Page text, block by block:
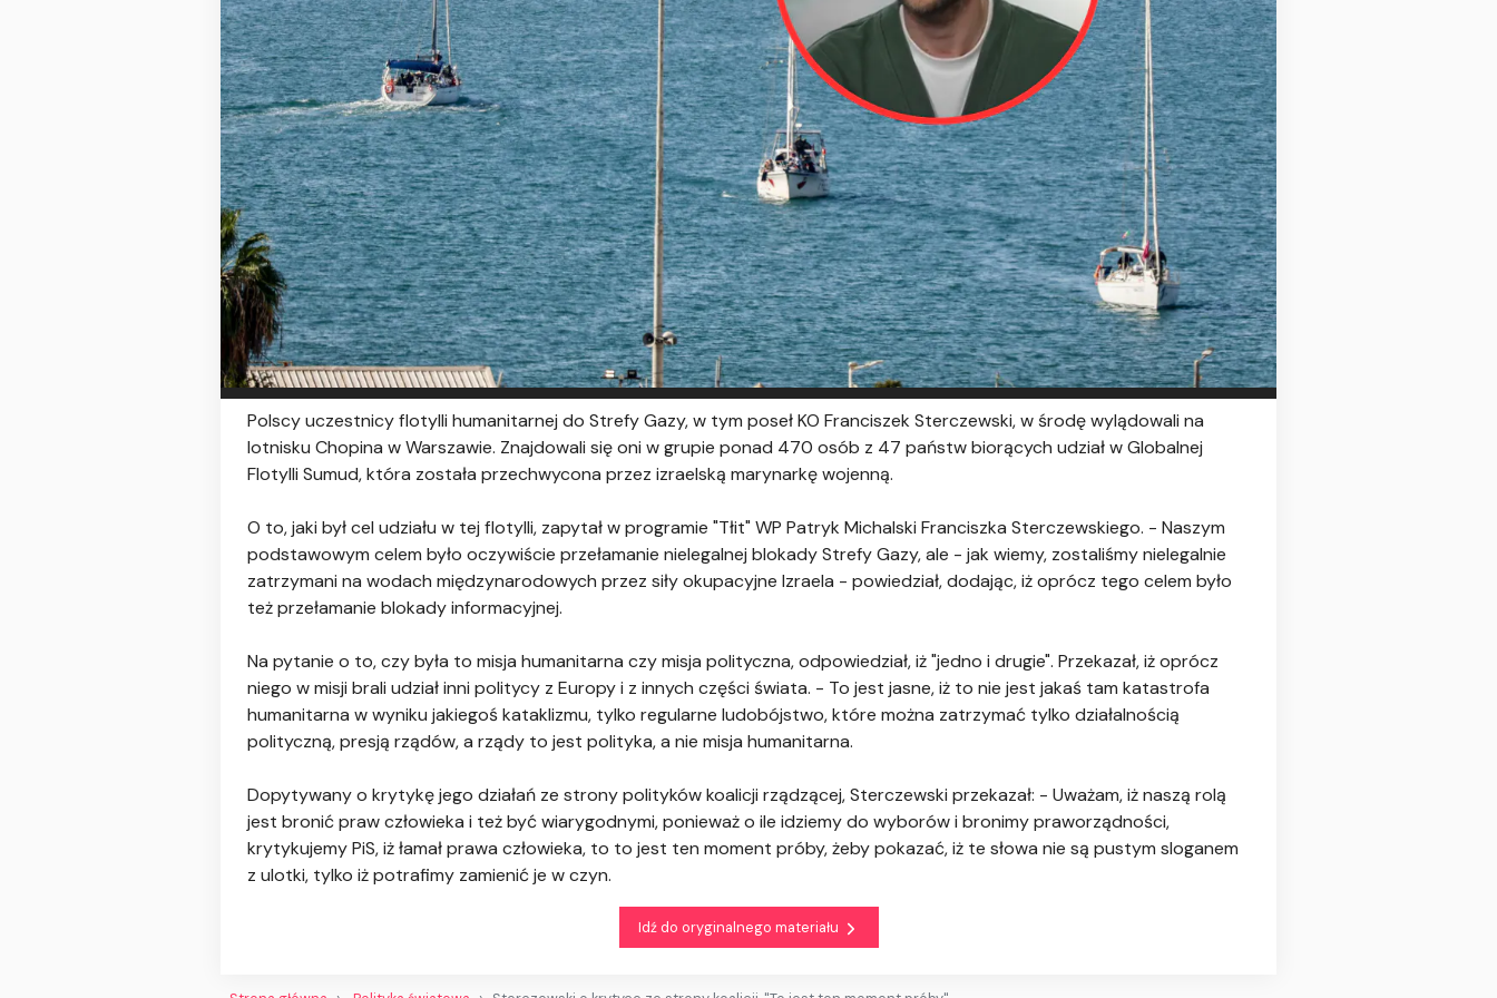
Polscy uczestnicy flotylli humanitarnej do Strefy Gazy, w tym poseł KO Franciszek Sterczewski, w środę wylądowali na
lotnisku Chopina w Warszawie. Znajdowali się oni w grupie ponad 470 osób z 47 państw biorących udział w Globalnej
Flotylli Sumud, która została przechwycona przez izraelską marynarkę wojenną.
O to, jaki był cel udziału w tej flotylli, zapytał w programie "Tłit" WP Patryk Michalski Franciszka Sterczewskiego. - Naszym
podstawowym celem było oczywiście przełamanie nielegalnej blokady Strefy Gazy, ale - jak wiemy, zostaliśmy nielegalnie
zatrzymani na wodach międzynarodowych przez siły okupacyjne Izraela - powiedział, dodając, iż oprócz tego celem było
też przełamanie blokady informacyjnej.
Na pytanie o to, czy była to misja humanitarna czy misja polityczna, odpowiedział, iż "jedno i drugie". Przekazał, iż oprócz
niego w misji brali udział inni politycy z Europy i z innych części świata. - To jest jasne, iż to nie jest jakaś tam katastrofa
humanitarna w wyniku jakiegoś kataklizmu, tylko regularne ludobójstwo, które można zatrzymać tylko działalnością
polityczną, presją rządów, a rządy to jest polityka, a nie misja humanitarna.
Dopytywany o krytykę jego działań ze strony polityków koalicji rządzącej, Sterczewski przekazał: - Uważam, iż naszą rolą
jest bronić praw człowieka i też być wiarygodnymi, ponieważ o ile idziemy do wyborów i bronimy praworządności,
krytykujemy PiS, iż łamał prawa człowieka, to to jest ten moment próby, żeby pokazać, iż te słowa nie są pustym sloganem
z ulotki, tylko iż potrafimy zamienić je w czyn.
Idź do oryginalnego materiału